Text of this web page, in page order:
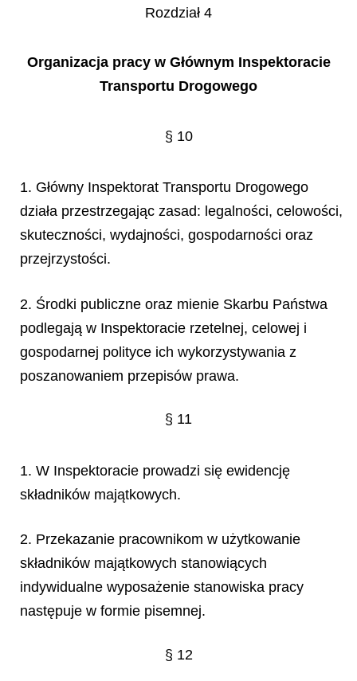
Rozdział 4
Organizacja pracy w Głównym Inspektoracie
Transportu Drogowego
§ 10
1. Główny Inspektorat Transportu Drogowego
działa przestrzegając zasad: legalności, celowości,
skuteczności, wydajności, gospodarności oraz
przejrzystości.
2. Środki publiczne oraz mienie Skarbu Państwa
podlegają w Inspektoracie rzetelnej, celowej i
gospodarnej polityce ich wykorzystywania z
poszanowaniem przepisów prawa.
§ 11
1. W Inspektoracie prowadzi się ewidencję
składników majątkowych.
2. Przekazanie pracownikom w użytkowanie
składników majątkowych stanowiących
indywidualne wyposażenie stanowiska pracy
następuje w formie pisemnej.
§ 12